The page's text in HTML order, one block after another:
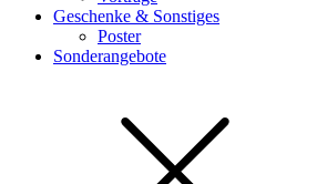
Geschenke & Sonstiges
Poster
Sonderangebote